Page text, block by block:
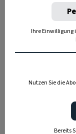
Ihre Einwilligung
Nutzen Sie die
Bereits